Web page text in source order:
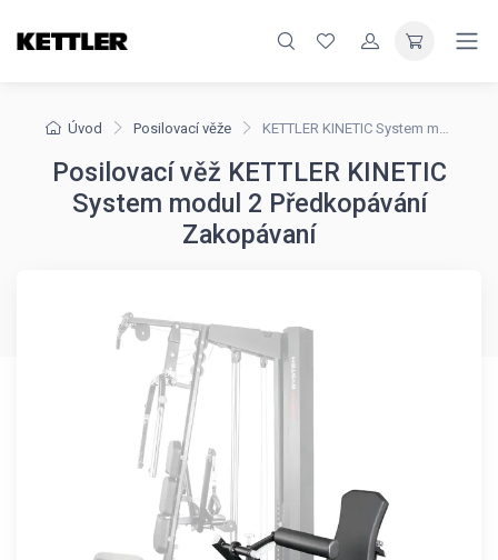
Úvod Posilovací věže KETTLER KINETIC System modul 2 Předkopávání Zakopávaní
Posilovací věž KETTLER KINETIC
System modul 2 Předkopávání
Zakopávaní